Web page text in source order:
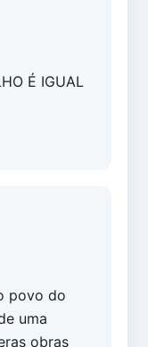
É IGUAL
povo do
uma
obras